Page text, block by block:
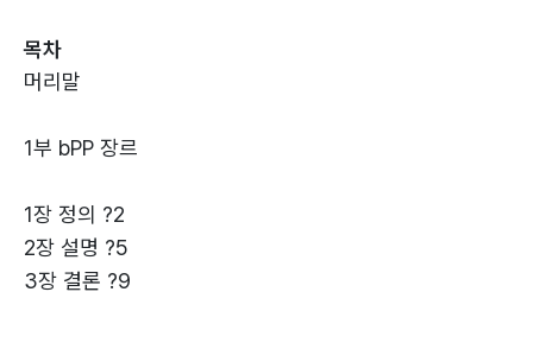
는다. 1부에서는 ‘bPP(bright Popular Poem)’라는 이름
의 새로운 시 장르(혹은 문학 장르)를 소개한다. 2부에서
이들 bPP 장르와 작품에는 스마트폰으로 대표되는 현 시
목차
머리말
1부 bPP 장르
1장 정의 ?2
2장 설명 ?5
3장 결론 ?9